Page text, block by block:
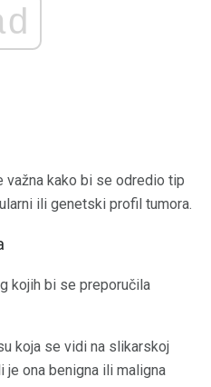
važna kako bi se odredio tip
ili genetski profil tumora.
kojih bi se preporučila
koja se vidi na slikarskoj
je ona benigna ili maligna